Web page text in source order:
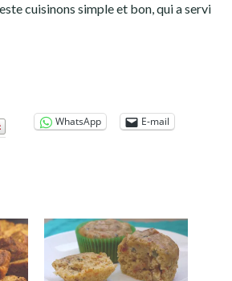
cuisinons simple et bon, qui a servi
WhatsApp
E-mail